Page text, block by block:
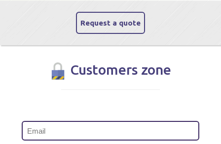
Request a quote
Customers zone